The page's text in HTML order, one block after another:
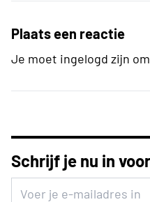
Plaats een reactie
Je moet ingelogd zijn
Schrijf je nu in